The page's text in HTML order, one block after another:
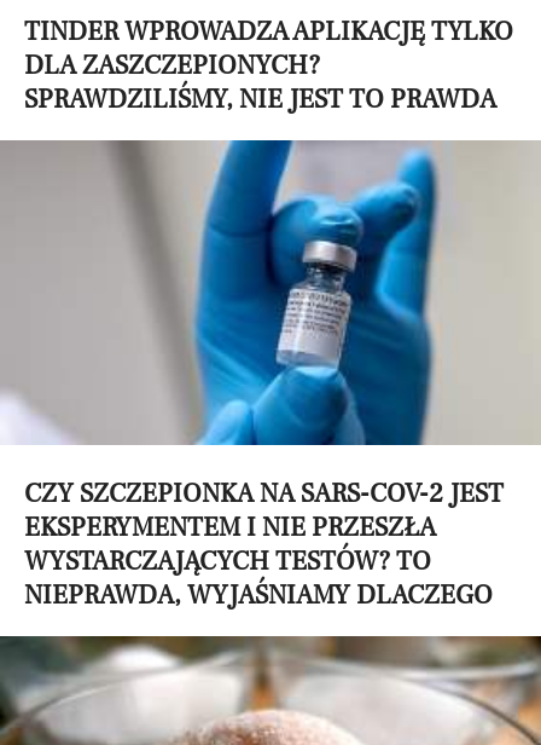
TINDER WPROWADZA APLIKACJĘ TYLKO
DLA ZASZCZEPIONYCH?
SPRAWDZILIŚMY, NIE JEST TO PRAWDA
CZY SZCZEPIONKA NA SARS-COV-2 JEST
EKSPERYMENTEM I NIE PRZESZŁA
WYSTARCZAJĄCYCH TESTÓW? TO
NIEPRAWDA, WYJAŚNIAMY DLACZEGO